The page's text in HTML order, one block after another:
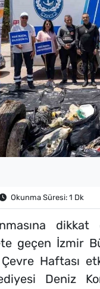
Okunma Süresi: 1 Dk
geçen İzmir
Haftası
Deniz